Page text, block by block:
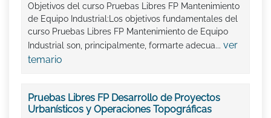
Objetivos del curso Pruebas Libres FP Mantenimiento
de Equipo Industrial:Los objetivos fundamentales del
curso Pruebas Libres FP Mantenimiento de Equipo
Industrial son, principalmente, formarte adecua... ver
temario
Pruebas Libres FP Desarrollo de Proyectos
Urbanísticos y Operaciones Topográficas